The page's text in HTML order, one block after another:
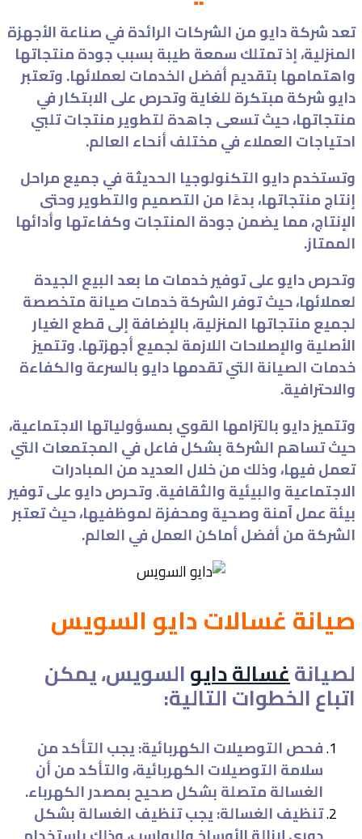
تعد شركة دايو من الشركات الرائدة في صناعة الأجهزة
المنزلية، إذ تمتلك سمعة طيبة بسبب جودة منتجاتها
واهتمامها بتقديم أفضل الخدمات لعملائها. وتعتبر
دايو شركة مبتكرة للغاية وتحرص على الابتكار في
منتجاتها، حيث تسعى جاهدة لتطوير منتجات تلبي
احتياجات العملاء في مختلف أنحاء العالم.
وتستخدم دايو التكنولوجيا الحديثة في جميع مراحل
إنتاج منتجاتها، بدءًا من التصميم والتطوير وحتى
الإنتاج، مما يضمن جودة المنتجات وكفاءتها وأدائها
الممتاز.
وتحرص دايو على توفير خدمات ما بعد البيع الجيدة
لعملائها، حيث توفر الشركة خدمات صيانة متخصصة
لجميع منتجاتها المنزلية، بالإضافة إلى قطع الغيار
الأصلية والإصلاحات اللازمة لجميع أجهزتها. وتتميز
خدمات الصيانة التي تقدمها دايو بالسرعة والكفاءة
والاحترافية.
وتتميز دايو بالتزامها القوي بمسؤولياتها الاجتماعية،
حيث تساهم الشركة بشكل فاعل في المجتمعات التي
تعمل فيها، وذلك من خلال العديد من المبادرات
الاجتماعية والبيئية والثقافية. وتحرص دايو على توفير
بيئة عمل آمنة وصحية ومحفزة لموظفيها، حيث تعتبر
الشركة من أفضل أماكن العمل في العالم.
صيانة غسالات دايو السويس
لصيانةغسالة دايوالسويس، يمكن
اتباع الخطوات التالية:
فحص التوصيلات الكهربائية: يجب التأكد من
سلامة التوصيلات الكهربائية، والتأكد من أن
الغسالة متصلة بشكل صحيح بمصدر الكهرباء.
تنظيف الغسالة: يجب تنظيف الغسالة بشكل